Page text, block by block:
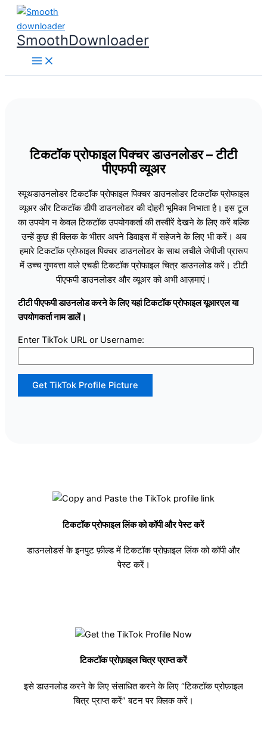
Skip
content
SmoothDownloader
टिकटॉक प्रोफाइल पिक्चर डाउनलोडर – टीटी
पीएफपी व्यूअर
स्मूथडाउनलोडर टिकटॉक प्रोफाइल पिक्चर डाउनलोडर टिकटॉक प्रोफाइल
व्यूअर और टिकटॉक डीपी डाउनलोडर की दोहरी भूमिका निभाता है। इस टूल
का उपयोग न केवल टिकटॉक उपयोगकर्ता की तस्वीरें देखने के लिए करें बल्कि
उन्हें कुछ ही क्लिक के भीतर अपने डिवाइस में सहेजने के लिए भी करें। अब
हमारे टिकटॉक प्रोफाइल पिक्चर डाउनलोडर के साथ लचीले जेपीजी प्रारूप
में उच्च गुणवत्ता वाले एचडी टिकटॉक प्रोफाइल चित्र डाउनलोड करें। टीटी
पीएफपी डाउनलोडर और व्यूअर को अभी आज़माएं।
टीटी पीएफपी डाउनलोड करने के लिए यहां टिकटॉक प्रोफाइल यूआरएल या
उपयोगकर्ता नाम डालें।
Enter TikTok URL or Username:
Get TikTok Profile Picture
टिकटॉक प्रोफाइल लिंक को कॉपी और पेस्ट करें
डाउनलोडर्स के इनपुट फ़ील्ड में टिकटॉक प्रोफ़ाइल लिंक को कॉपी और
पेस्ट करें।
टिकटॉक प्रोफ़ाइल चित्र प्राप्त करें
इसे डाउनलोड करने के लिए संसाधित करने के लिए “टिकटॉक प्रोफ़ाइल
चित्र प्राप्त करें” बटन पर क्लिक करें।